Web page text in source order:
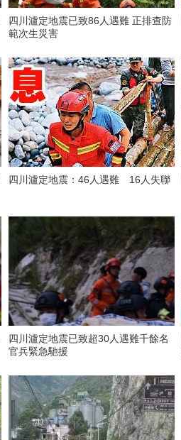
四川瀘定地震已致86人遇難 正排查防
範次生災害
四川瀘定地震：46人遇難 16人失聯
四川瀘定地震已致超30人遇難千餘名
官兵緊急馳援